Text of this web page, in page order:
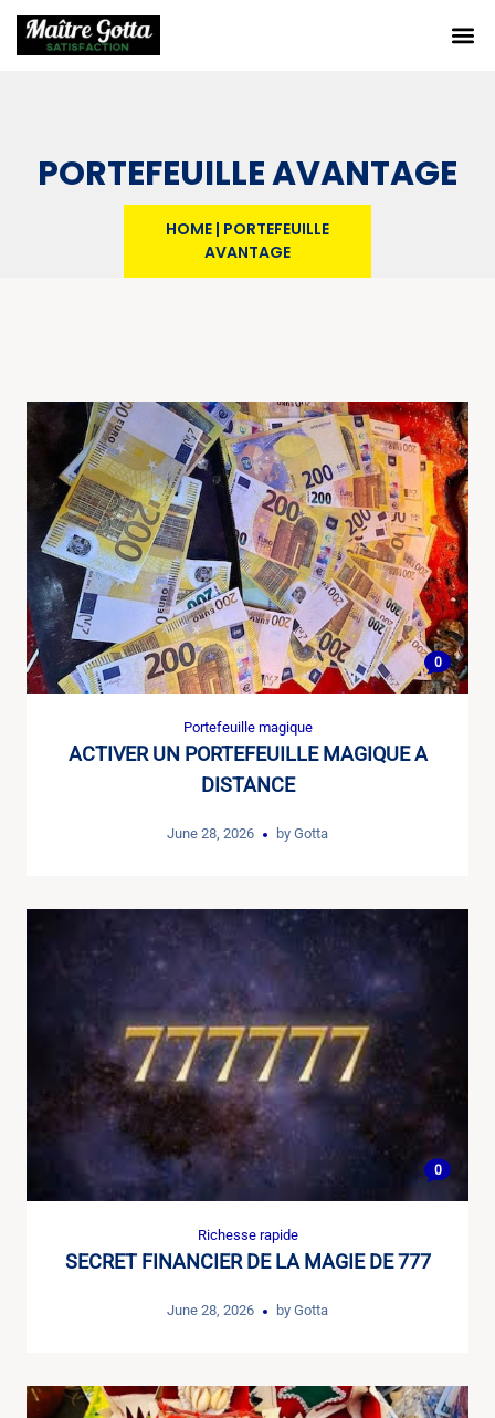
PORTEFEUILLE AVANTAGE
HOME | PORTEFEUILLE
AVANTAGE
0
Portefeuille magique
ACTIVER UN PORTEFEUILLE MAGIQUE A
DISTANCE
June 28, 2026 by Gotta
0
Richesse rapide
SECRET FINANCIER DE LA MAGIE DE 777
June 28, 2026 by Gotta